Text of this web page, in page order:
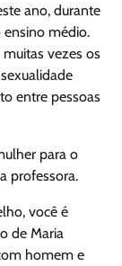
ano, durante
ensino médio.
vezes os
entre pessoas
para o
professora.
você é
de Maria
homem e